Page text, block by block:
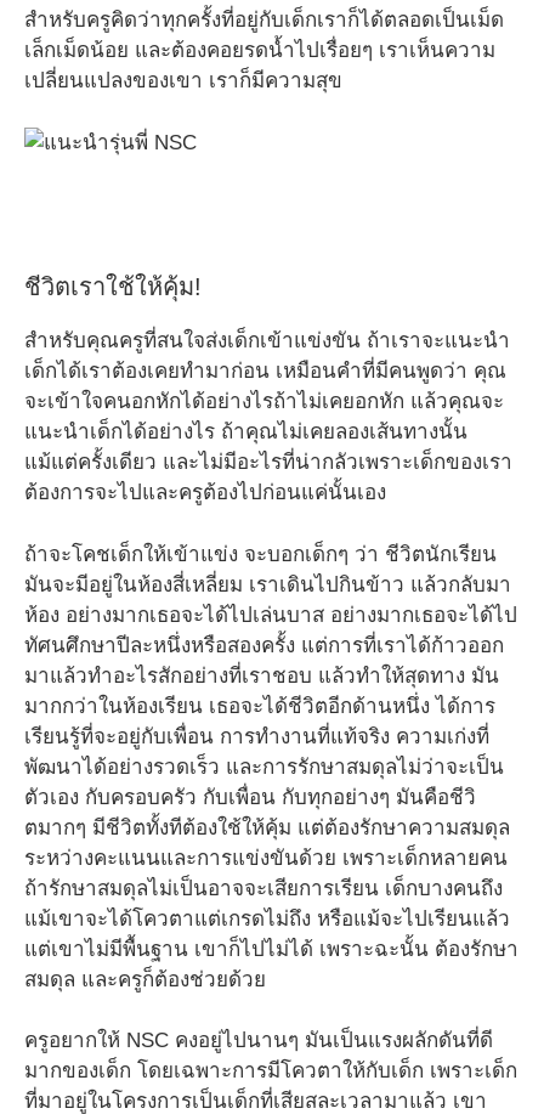
สำหรับครูคิดว่าทุกครั้งที่อยู่กับเด็กเราก็ได้ตลอดเป็นเม็ด
เล็กเม็ดน้อย และต้องคอยรดน้ำไปเรื่อยๆ เราเห็นความ
เปลี่ยนแปลงของเขา เราก็มีความสุข
ชีวิตเราใช้ให้คุ้ม!
สำหรับคุณครูที่สนใจส่งเด็กเข้าแข่งขัน ถ้าเราจะแนะนำ
เด็กได้เราต้องเคยทำมาก่อน เหมือนคำที่มีคนพูดว่า คุณ
จะเข้าใจคนอกหักได้อย่างไรถ้าไม่เคยอกหัก แล้วคุณจะ
แนะนำเด็กได้อย่างไร ถ้าคุณไม่เคยลองเส้นทางนั้น
แม้แต่ครั้งเดียว และไม่มีอะไรที่น่ากลัวเพราะเด็กของเรา
ต้องการจะไปและครูต้องไปก่อนแค่นั้นเอง
ถ้าจะโคชเด็กให้เข้าแข่ง จะบอกเด็กๆ ว่า ชีวิตนักเรียน
มันจะมีอยู่ในห้องสี่เหลี่ยม เราเดินไปกินข้าว แล้วกลับมา
ห้อง อย่างมากเธอจะได้ไปเล่นบาส อย่างมากเธอจะได้ไป
ทัศนศึกษาปีละหนึ่งหรือสองครั้ง แต่การที่เราได้ก้าวออก
มาแล้วทำอะไรสักอย่างที่เราชอบ แล้วทำให้สุดทาง มัน
มากกว่าในห้องเรียน เธอจะได้ชีวิตอีกด้านหนึ่ง ได้การ
เรียนรู้ที่จะอยู่กับเพื่อน การทำงานที่แท้จริง ความเก่งที่
พัฒนาได้อย่างรวดเร็ว และการรักษาสมดุลไม่ว่าจะเป็น
ตัวเอง กับครอบครัว กับเพื่อน กับทุกอย่างๆ มันคือชีวิ
ตมากๆ มีชีวิตทั้งทีต้องใช้ให้คุ้ม แต่ต้องรักษาความสมดุล
ระหว่างคะแนนและการแข่งขันด้วย เพราะเด็กหลายคน
ถ้ารักษาสมดุลไม่เป็นอาจจะเสียการเรียน เด็กบางคนถึง
แม้เขาจะได้โควตาแต่เกรดไม่ถึง หรือแม้จะไปเรียนแล้ว
แต่เขาไม่มีพื้นฐาน เขาก็ไปไม่ได้ เพราะฉะนั้น ต้องรักษา
สมดุล และครูก็ต้องช่วยด้วย
ครูอยากให้ NSC คงอยู่ไปนานๆ มันเป็นแรงผลักดันที่ดี
มากของเด็ก โดยเฉพาะการมีโควตาให้กับเด็ก เพราะเด็ก
ที่มาอยู่ในโครงการเป็นเด็กที่เสียสละเวลามาแล้ว เขา